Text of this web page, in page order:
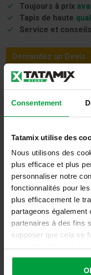
Consentement
Tatamix utilise des
Nous utilisons des
plus efficace et plus
personnaliser notre
fonctionnalités pour
plus efficacement le
partageons
partenaires à des fins
supposer que cela se
accepter ou ajustez
Toujours à prix
Tapis de haute
Service et conseils
Demandez un Devis
Anti-feu
PEUT-ÊTRE